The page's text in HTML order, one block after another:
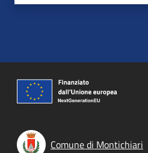
Comune di Montichiari